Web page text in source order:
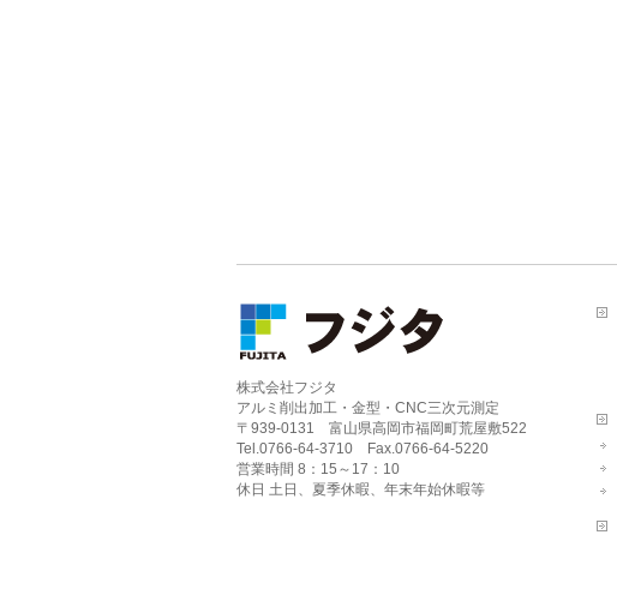
株式会社フジタ
アルミ削出加工・金型・CNC三次元測定
〒939-0131 富山県高岡市福岡町荒屋敷522
Tel.0766-64-3710 Fax.0766-64-5220
営業時間 8：15～17：10
休日 土日、夏季休暇、年末年始休暇等